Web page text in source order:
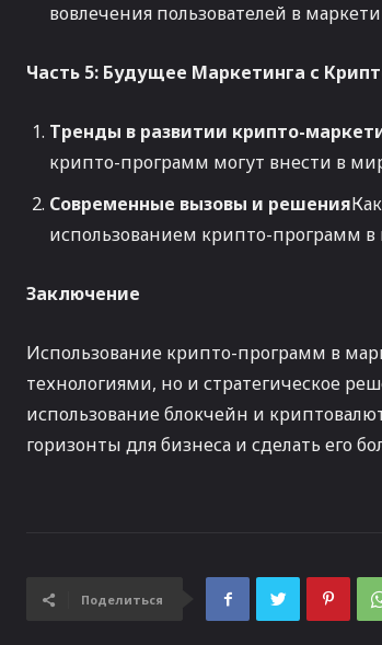
вовлечения пользователей в
Часть 5: Будущее Маркетинга с
Тренды в развитии крипто-
крипто-программ могут внести в
Современные вызовы и решения
использованием крипто-программ в
Заключение
Использование крипто-программ в
технологиями, но и стратегическое
использование блокчейн и
горизонты для бизнеса и сделать его
Поделиться